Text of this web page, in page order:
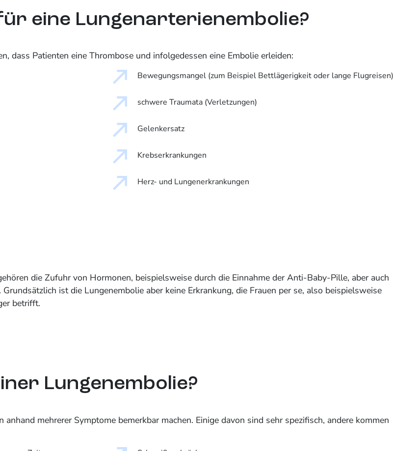
eine Lungenarterienembolie?
dass Patienten eine Thrombose und infolgedessen eine Embolie erleiden:
Bewegungsmangel (zum Beispiel Bettlägerigkeit oder lange Flugreisen)
schwere Traumata (Verletzungen)
Gelenkersatz
Krebserkrankungen
Herz- und Lungenerkrankungen
die Zufuhr von Hormonen, beispielsweise durch die Einnahme der Anti-Baby-Pille, aber auch
ist die Lungenembolie aber keine Erkrankung, die Frauen per se, also beispielsweise
betrifft.
Lungenembolie?
mehrerer Symptome bemerkbar machen. Einige davon sind sehr spezifisch, andere kommen